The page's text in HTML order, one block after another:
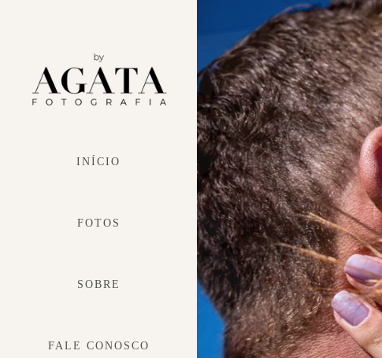
INÍCIO
FOTOS
SOBRE
FALE CONOSCO